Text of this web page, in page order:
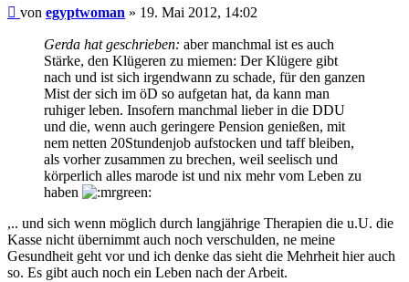
Beitrag
von egyptwoman » 19. Mai 2012, 14:02
Gerda hat geschrieben: aber manchmal ist es auch
Stärke, den Klügeren zu miemen: Der Klügere gibt
nach und ist sich irgendwann zu schade, für den ganzen
Mist der sich im öD so aufgetan hat, da kann man
ruhiger leben. Insofern manchmal lieber in die DDU
und die, wenn auch geringere Pension genießen, mit
nem netten 20Stundenjob aufstocken und taff bleiben,
als vorher zusammen zu brechen, weil seelisch und
körperlich alles marode ist und nix mehr vom Leben zu
haben
,.. und sich wenn möglich durch langjährige Therapien die u.U. die
Kasse nicht übernimmt auch noch verschulden, ne meine
Gesundheit geht vor und ich denke das sieht die Mehrheit hier auch
so. Es gibt auch noch ein Leben nach der Arbeit.